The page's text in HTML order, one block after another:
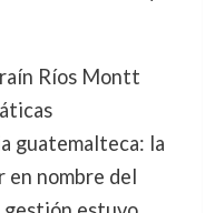
Ríos Montt
guatemalteca: la
en nombre del